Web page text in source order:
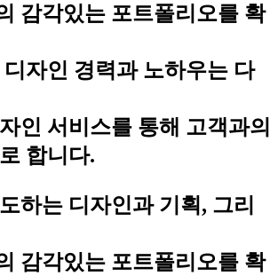
감각있는 포트폴리오를 확
디자인 경력과 노하우는 다
인 서비스를 통해 고객과의
합니다.
하는 디자인과 기획, 그리
감각있는 포트폴리오를 확